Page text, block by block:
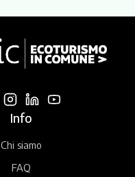
Info
Chi siamo
FAQ